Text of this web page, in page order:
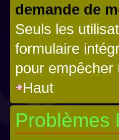
demande de
Seuls les
formulaire
pour empêcher
Haut
Problèmes